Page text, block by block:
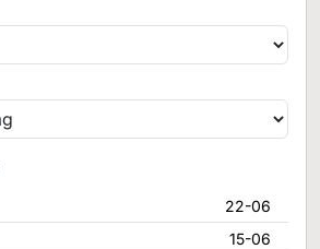
22-06
15-06